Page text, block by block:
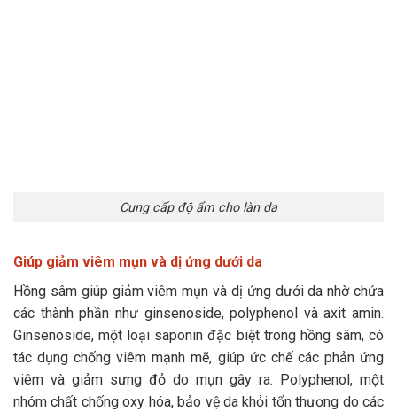
Cung cấp độ ẩm cho làn da
Giúp giảm viêm mụn và dị ứng dưới da
Hồng sâm giúp giảm viêm mụn và dị ứng dưới da nhờ chứa
các thành phần như ginsenoside, polyphenol và axit amin.
Ginsenoside, một loại saponin đặc biệt trong hồng sâm, có
tác dụng chống viêm mạnh mẽ, giúp ức chế các phản ứng
viêm và giảm sưng đỏ do mụn gây ra. Polyphenol, một
nhóm chất chống oxy hóa, bảo vệ da khỏi tổn thương do các